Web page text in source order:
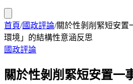
首頁/國政評論/關於性剝削緊短安置
環境」的結構性意涵反思
國政評論
關於性剝削緊短安置一